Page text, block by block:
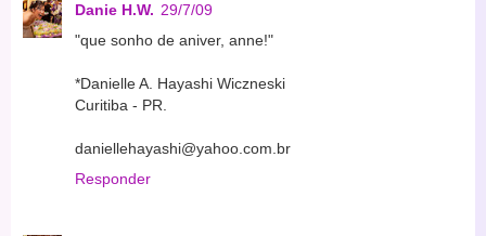
Danie H.W. 29/7/09
"que sonho de aniver, anne!"
*Danielle A. Hayashi Wiczneski
Curitiba - PR.
daniellehayashi@yahoo.com.br
Responder